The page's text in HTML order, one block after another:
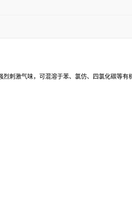
刺激气味，可混溶于苯、氯仿、四氯化碳等